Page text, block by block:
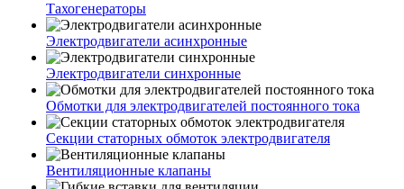
Тахогенераторы
Электродвигатели асинхронные
Электродвигатели синхронные
Обмотки для электродвигателей постоянного тока
Секции статорных обмоток электродвигателя
Вентиляционные клапаны